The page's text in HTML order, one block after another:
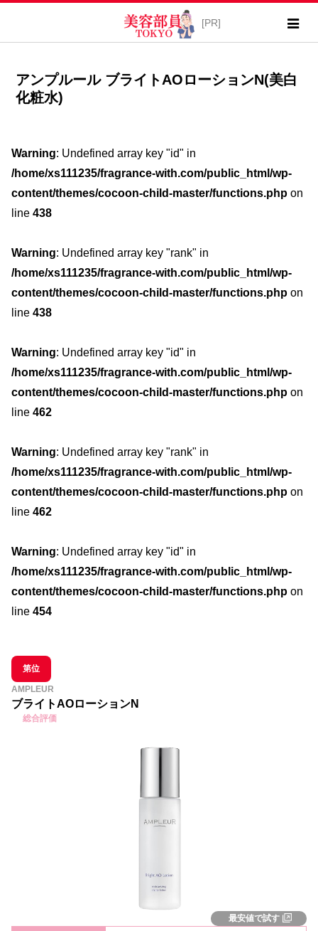
アンプルール ブライトAOローションN(美白
化粧水)
Warning: Undefined array key "id" in
/home/xs111235/fragrance-with.com/public_html/wp-
content/themes/cocoon-child-master/functions.php on
line 438
Warning: Undefined array key "rank" in
/home/xs111235/fragrance-with.com/public_html/wp-
content/themes/cocoon-child-master/functions.php on
line 438
Warning: Undefined array key "id" in
/home/xs111235/fragrance-with.com/public_html/wp-
content/themes/cocoon-child-master/functions.php on
line 462
Warning: Undefined array key "rank" in
/home/xs111235/fragrance-with.com/public_html/wp-
content/themes/cocoon-child-master/functions.php on
line 462
Warning: Undefined array key "id" in
/home/xs111235/fragrance-with.com/public_html/wp-
content/themes/cocoon-child-master/functions.php on
line 454
第位
AMPLEUR
ブライトAOローションN
総合評価
最安値で試す